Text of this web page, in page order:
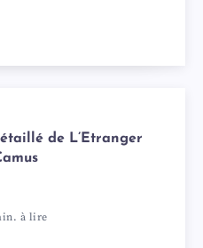
de L’Etranger
à lire